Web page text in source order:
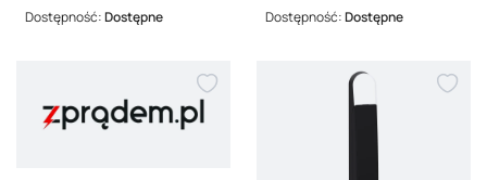
Dostępność:Dostępne Dostępność:Dostępne